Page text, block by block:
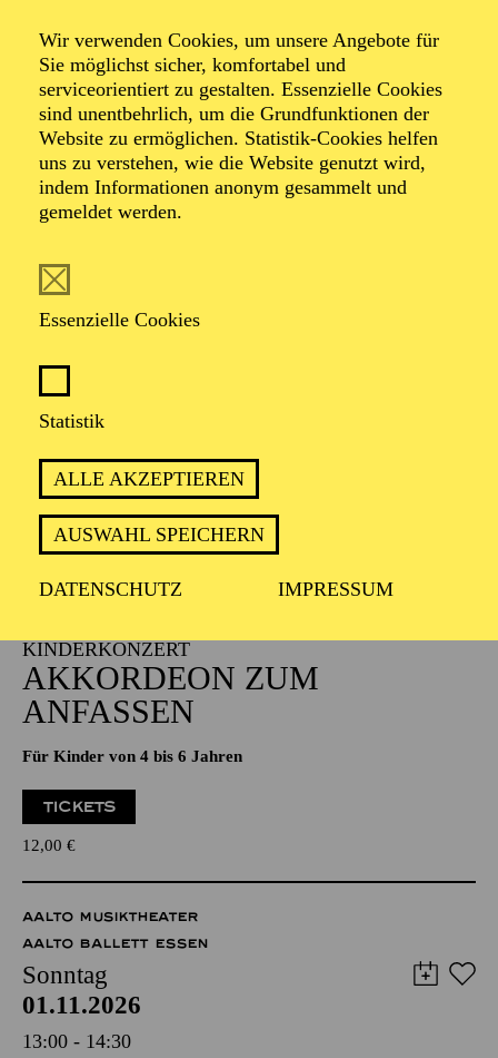
Wir verwenden Cookies, um unsere Angebote für
Sie möglichst sicher, komfortabel und
serviceorientiert zu gestalten. Essenzielle Cookies
sind unentbehrlich, um die Grundfunktionen der
Website zu ermöglichen. Statistik-Cookies helfen
uns zu verstehen, wie die Website genutzt wird,
indem Informationen anonym gesammelt und
gemeldet werden.
Essenzielle Cookies
Statistik
ALLE AKZEPTIEREN
AUSWAHL SPEICHERN
DATENSCHUTZ IMPRESSUM
zeitgleich.
PHILHARMONIE ESSEN
Sonntag
01.11.2026
10:00 - 15:00
PHILHARMONIE ENTDECKEN ·
KINDERWORKSHOP · NOW! TRANSZENDENZ
Infos und Anmeldung unter T +49 201 81 22-826 oder
PHILHARMONIE ESSEN
Sonntag
01.11.2026
NATIONAL-BANK Pavillon
PHILHARMONIE ENTDECKEN ·
KINDERKONZERT
AKKORDEON ZUM
Für Kinder von 4 bis 6 Jahren
12,00€
AALTO MUSIKTHEATER
AALTO BALLETT ESSEN
Sonntag